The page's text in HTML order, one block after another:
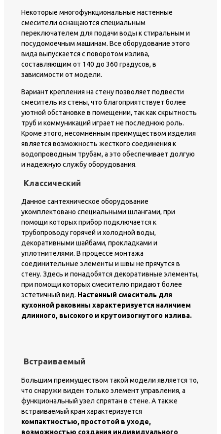
Некоторые многофункциональные настенные
смесители оснащаются специальным
переключателем для подачи воды к стиральным и
посудомоечным машинам. Все оборудование этого
вида выпускается с поворотом излива,
составляющим от 140 до 360 градусов, в
зависимости от модели.
Вариант крепления на стену позволяет подвести
смеситель из стены, что благоприятствует более
уютной обстановке в помещении, так как скрытность
труб и коммуникаций играет не последнюю роль.
Кроме этого, несомненным преимуществом изделия
является возможность жесткого соединения к
водопроводным трубам, а это обеспечивает долгую
и надежную службу оборудования.
Классический
Данное сантехническое оборудование
укомплектовано специальными шлангами, при
помощи которых прибор подключается к
трубопроводу горячей и холодной воды,
декоративными шайбами, прокладками и
уплотнителями. В процессе монтажа
соединительные элементы и швы не прячутся в
стену. Здесь и понадобятся декоративные элементы,
при помощи которых смесителю придают более
эстетичный вид. Настенный смеситель для
кухонной раковины характеризуется наличием
длинного, высокого и крутоизогнутого излива.
Встраиваемый
Большим преимуществом такой модели является то,
что снаружи виден только элемент управления, а
функциональный узел спрятан в стене. А также
встраиваемый кран характеризуется
компактностью, простотой в уходе,
возможностью создания индивидуального